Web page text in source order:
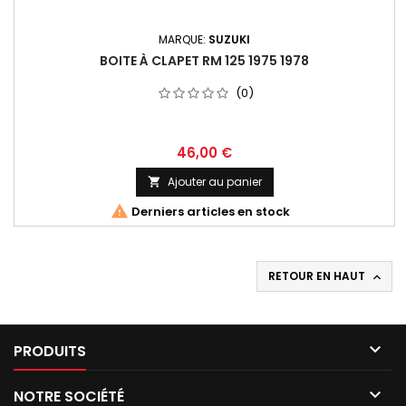
MARQUE: SUZUKI
BOITE À CLAPET RM 125 1975 1978
(0)
46,00 €
 Ajouter au panier
 Derniers articles en stock
RETOUR EN HAUT 
PRODUITS 
NOTRE SOCIÉTÉ 